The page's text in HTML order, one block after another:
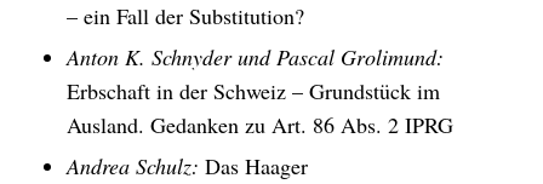
– ein Fall der Substitution?
Anton K. Schnyder und Pascal Grolimund:
Erbschaft in der Schweiz – Grundstück im
Ausland. Gedanken zu Art. 86 Abs. 2 IPRG
Andrea Schulz: Das Haager